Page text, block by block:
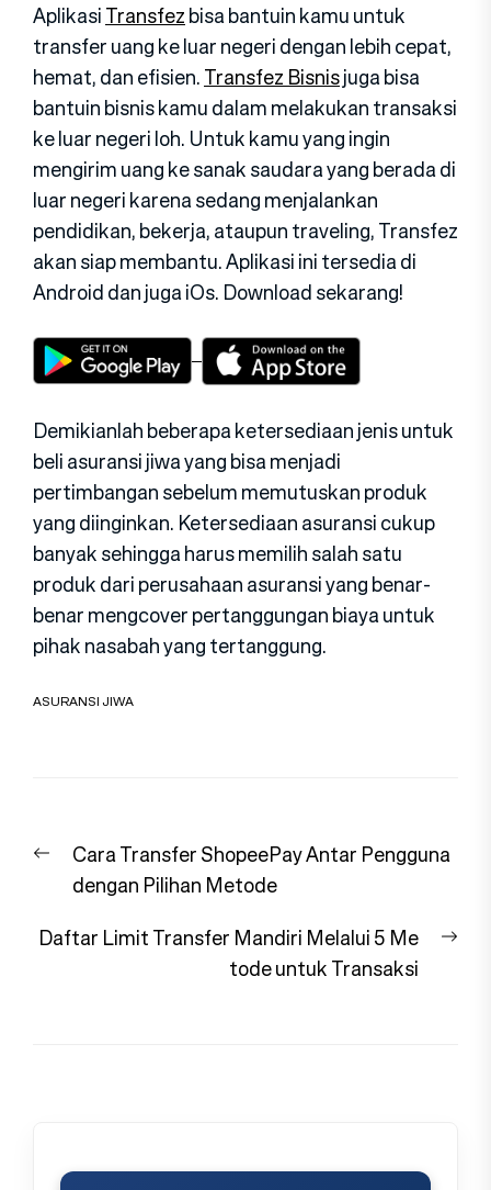
AplikasiTransfezbisa bantuin kamu untuk
transfer uang ke luar negeri dengan lebih cepat,
hemat, dan efisien.Transfez Bisnisjuga bisa
bantuin bisnis kamu dalam melakukan transaksi
ke luar negeri loh. Untuk kamu yang ingin
mengirim uang ke sanak saudara yang berada di
luar negeri karena sedang menjalankan
pendidikan, bekerja, ataupun traveling, Transfez
akan siap membantu. Aplikasi ini tersedia di
Android dan juga iOs. Download sekarang!
Demikianlah beberapa ketersediaan jenis untuk
beli asuransi jiwa yang bisa menjadi
pertimbangan sebelum memutuskan produk
yang diinginkan. Ketersediaan asuransi cukup
banyak sehingga harus memilih salah satu
produk dari perusahaan asuransi yang benar-
benar mengcover pertanggungan biaya untuk
pihak nasabah yang tertanggung.
ASURANSI JIWA
pos
Previous
post:
Cara Transfer ShopeePay Antar Pengguna
dengan Pilihan Metode
Daftar Limit Transfer Mandiri Melalui 5 Me
tode untuk Transaksi